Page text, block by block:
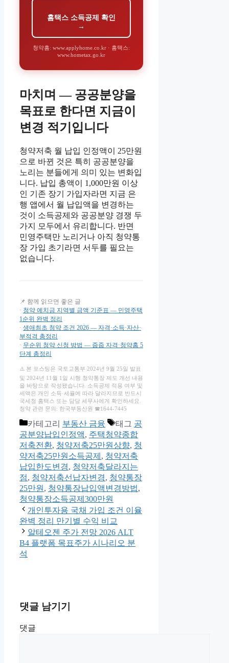
홈택스 소득공제 확인
→
청약홈: www.applyhome.co.kr · 홈택스:
www.hometax.go.kr
마치며 — 공공분양을
목표로 한다면 지금이
변경 적기입니다
청약저축 월 납입 인정액이 25만원
으로 바뀐 것은 특히 공공분양을
노리는 분들에게 의미 있는 변화입
니다. 납입 총액이 1,000만원 이상
인 기존 장기 가입자라면 지금 은
행 앱에서 월 납입액을 변경하는
것이 소득공제와 공공분양 경쟁 두
가지 모두에서 유리합니다. 반면
민영주택만 노리거나 아직 청약통
장 가입 초기라면 서두를 필요는
없습니다.
📌 함께 읽으면 좋은 글
· 청약 예치금 지역별 금액 기준표 — 민영주택
1순위 완벽 정리
· 생애최초 청약 조건 2026 — 자격·소득·자산·
부적격 총정리
· 무순위 청약 신청 방법 — 줍줍 자격·청약홈 5
단계 총정리
⚠️ 본 포스팅은 국토교통부 2024년 9월 25일 발표
및 2024년 11월 1일 시행 청약통장 제도 개선 내용
을 바탕으로 작성됐습니다. 소득공제 적용 여부 및
세액은 개인 소득·세율에 따라 달라지므로 반드시
국세청 홈택스 또는 담당 세무사에게 확인하세요.
청약 관련 문의: 한국부동산원 ☎1644-7445
카테고리 부동산 금융 태그 공
공분양납입인정액, 주택청약종합
저축전환, 청약저축25만원상향, 청
약저축25만원소득공제 , 청약저축
납입한도변경, 청약저축달라지는
점, 청약저축선납자변경, 청약통장
25만원 , 청약통장납입액변경방법,
청약통장소득공제300만원
개인투자용 국채 가입 조건 이율
완벽 정리 만기별 수익 비교
알테오젠 주가 전망 2026 ALT
B4 플랫폼 목표주가 시나리오 분
석
댓글 남기기
댓글